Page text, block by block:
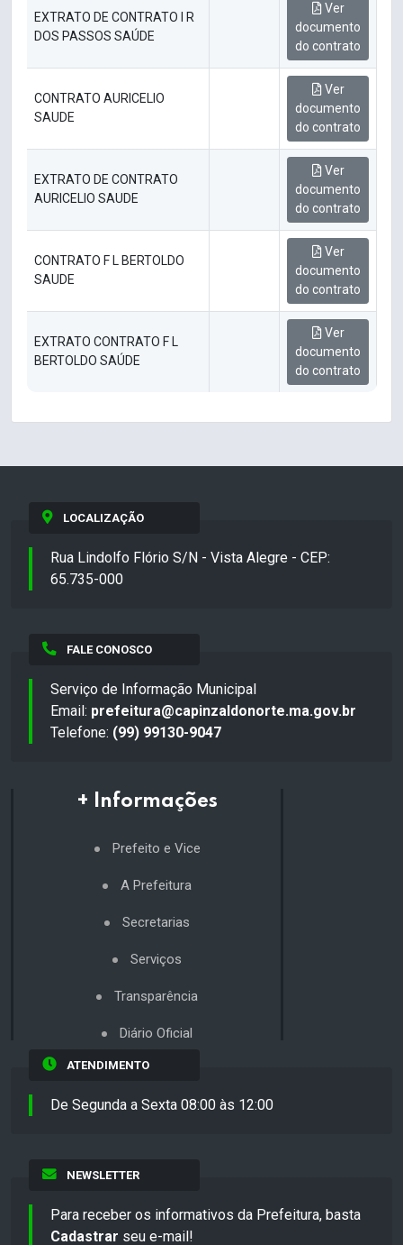
EXTRATO DE CONTRATO I R
DOS PASSOS SAÚDE
Ver
documento
do contrato
CONTRATO AURICELIO
SAUDE
Ver
documento
do contrato
EXTRATO DE CONTRATO
AURICELIO SAUDE
Ver
documento
do contrato
CONTRATO F L BERTOLDO
SAUDE
Ver
documento
do contrato
EXTRATO CONTRATO F L
BERTOLDO SAÚDE
Ver
documento
do contrato
LOCALIZAÇÃO
Rua Lindolfo Flório S/N - Vista Alegre - CEP:
65.735-000
FALE CONOSCO
Serviço de Informação Municipal
Email: prefeitura@capinzaldonorte.ma.gov.br
Telefone: (99) 99130-9047
+ Informações
Prefeito e Vice
A Prefeitura
Secretarias
Serviços
Transparência
Diário Oficial
ATENDIMENTO
De Segunda a Sexta 08:00 às 12:00
NEWSLETTER
Para receber os informativos da Prefeitura, basta
Cadastrar seu e-mail!